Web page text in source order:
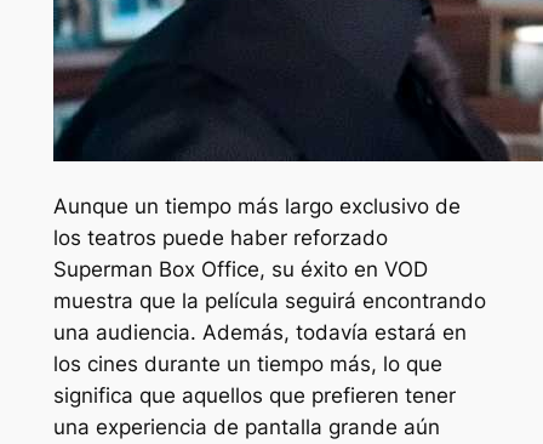
Aunque un tiempo más largo exclusivo de
los teatros puede haber reforzado
Superman Box Office, su éxito en VOD
muestra que la película seguirá encontrando
una audiencia. Además, todavía estará en
los cines durante un tiempo más, lo que
significa que aquellos que prefieren tener
una experiencia de pantalla grande aún